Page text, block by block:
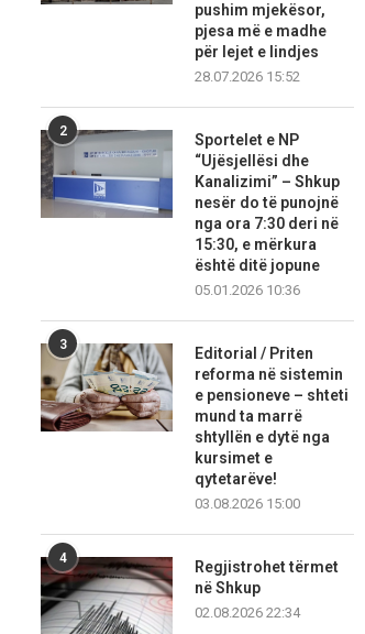
pushim mjekësor,
pjesa më e madhe
për lejet e lindjes
28.07.2026 15:52
2
Sportelet e NP
“Ujësjellësi dhe
Kanalizimi” – Shkup
nesër do të punojnë
nga ora 7:30 deri në
15:30, e mërkura
është ditë jopune
05.01.2026 10:36
3
Editorial / Priten
reforma në sistemin
e pensioneve – shteti
mund ta marrë
shtyllën e dytë nga
kursimet e
qytetarëve!
03.08.2026 15:00
4
Regjistrohet tërmet
në Shkup
02.08.2026 22:34